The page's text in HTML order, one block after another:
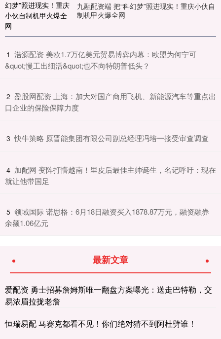
九融配资端 把“科幻梦”照进现实！重庆小伙自
制机甲火爆全网
1 ​浩源配资 美欧1.7万亿美元贸易博弈内幕：欧盟为何宁可
&quot;慢工出细活&quot;也不向特朗普低头？
2 ​盈股网配资 上海：加大对国产商用飞机、新能源汽车等重点出
口企业的保险保障力度
3 ​快牛策略 原晋能集团有限公司副总经理冯培一接受审查调查
4 ​加配网 变阵打懵越南！里皮后最佳主帅诞生，名记呼吁：现在
就让他带国足
5 ​领域国际 诺思格：6月18日融资买入1878.87万元，融资融券
余额1.06亿元
最新文章
爱配资 勇士招募詹姆斯唯一翻盘方案曝光：送走巴特勒，交
易浓眉拉拢老詹
恒瑞易配 马赛克都看不见！你们绝对猜不到阿杜劈谁！